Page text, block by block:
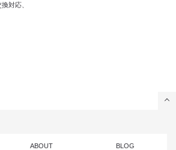
対応、
ABOUT BLOG